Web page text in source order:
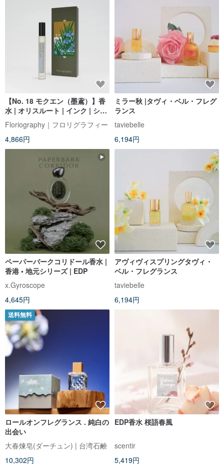
【No. 18 モクエン（墨鳶）】香
水 | オリスルート | インク | シダ
ーウッド
Floriography｜フロリグラフィー
4,866円
ミラー秋 |タヴィ・ベル・フレグ
ランス
taviebelle
6,194円
ペーパーバークコリドール香水 |
香港 • 地元シリーズ | EDP
x.Gyroscope
4,645円
アヴィヴィスプリングタヴィ・
ベル・フレグランス
taviebelle
6,194円
送料無料
ロールオンフレグランス . 純白の
出会い
大春煉皂(ダーチュン) | 台湾石鹸
10,302円
EDP香水 桜語春風
scentir
5,419円